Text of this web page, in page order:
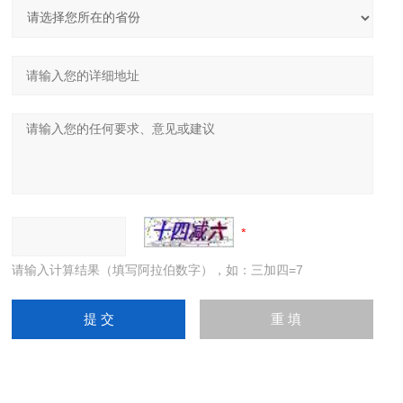
请输入计算结果（填写阿拉伯数字），如：三加四=7